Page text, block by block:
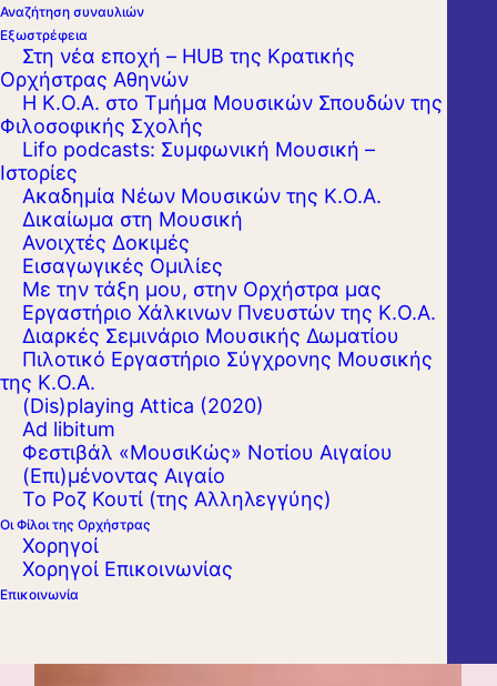
Αναζήτηση συναυλιών
Εξωστρέφεια
Στη νέα εποχή – HUB της Κρατικής
Ορχήστρας Αθηνών
Η Κ.Ο.Α. στο Τμήμα Μουσικών Σπουδών της
Φιλοσοφικής Σχολής
Lifo podcasts: Συμφωνική Μουσική –
Ιστορίες
Ακαδημία Νέων Μουσικών της Κ.Ο.Α.
Δικαίωμα στη Μουσική
Ανοιχτές Δοκιμές
Εισαγωγικές Ομιλίες
Με την τάξη μου, στην Ορχήστρα μας
Εργαστήριo Χάλκινων Πνευστών της Κ.Ο.Α.
Διαρκές Σεμινάριο Μουσικής Δωματίου
Πιλοτικό Εργαστήριο Σύγχρονης Μουσικής
της Κ.Ο.Α.
(Dis)playing Attica (2020)
Ad libitum
Φεστιβάλ «ΜουσιΚώς» Νοτίου Αιγαίου
(Επι)μένοντας Αιγαίο
Το Ροζ Κουτί (της Αλληλεγγύης)
Οι Φίλοι της Ορχήστρας
Χορηγοί
Χορηγοί Επικοινωνίας
Επικοινωνία